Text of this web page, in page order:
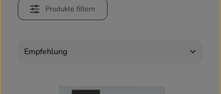
Produkte filtern